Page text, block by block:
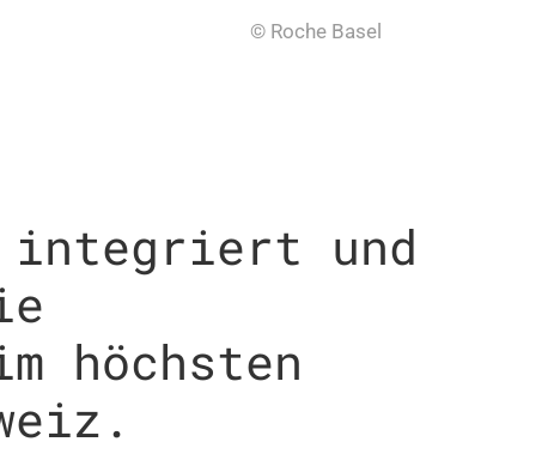
© Roche Basel
integriert und
höchsten